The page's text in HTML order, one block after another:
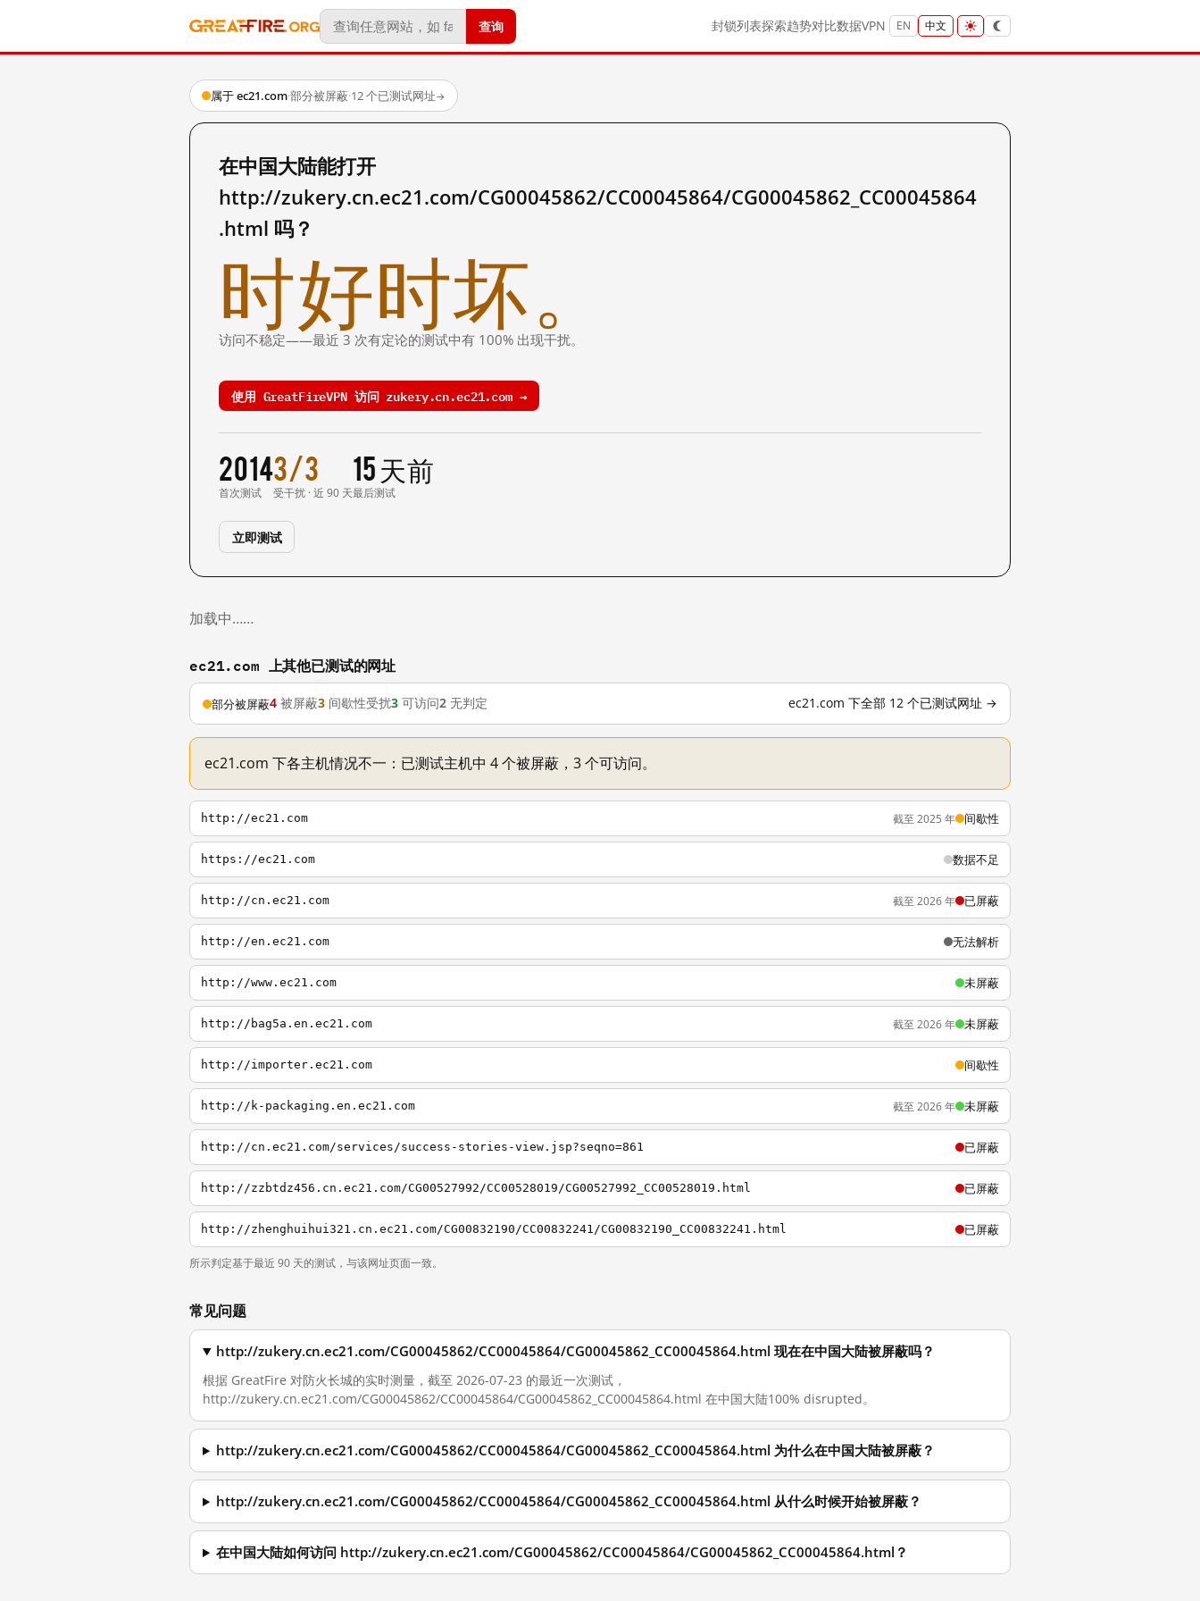
查询 封锁列表探索趋势对比数据VPN EN 中文
属于 ec21.com·部分被屏蔽·12 个已测试网址→
在中国大陆能打开
http://zukery.cn.ec21.com/CG00045862/CC00045864/CG00045862_CC00045864
.html 吗？
时好时坏。
访问不稳定——最近 3 次有定论的测试中有 100% 出现干扰。
使用 GreatFireVPN 访问 zukery.cn.ec21.com →
2014
首次测试
3/3
受干扰 · 近 90 天
15 天前
最后测试
立即测试
加载中……
ec21.com 上其他已测试的网址
部分被屏蔽4 被屏蔽3 间歇性受扰3 可访问2 无判定 ec21.com 下全部 12 个已测试网址 →
ec21.com 下各主机情况不一：已测试主机中 4 个被屏蔽，3 个可访问。
http://ec21.com 截至 2025 年 间歇性
https://ec21.com 数据不足
http://cn.ec21.com 截至 2026 年 已屏蔽
http://en.ec21.com 无法解析
http://www.ec21.com 未屏蔽
http://bag5a.en.ec21.com 截至 2026 年 未屏蔽
http://importer.ec21.com 间歇性
http://k-packaging.en.ec21.com 截至 2026 年 未屏蔽
http://cn.ec21.com/services/success-stories-view.jsp?seqno=861 已屏蔽
http://zzbtdz456.cn.ec21.com/CG00527992/CC00528019/CG00527992_CC00528019.html 已屏蔽
http://zhenghuihui321.cn.ec21.com/CG00832190/CC00832241/CG00832190_CC00832241.html 已屏蔽
所示判定基于最近 90 天的测试，与该网址页面一致。
常见问题
http://zukery.cn.ec21.com/CG00045862/CC00045864/CG00045862_CC00045864.html 现在在中国大陆被屏蔽吗？
根据 GreatFire 对防火长城的实时测量，截至 2026-07-23 的最近一次测试，
http://zukery.cn.ec21.com/CG00045862/CC00045864/CG00045862_CC00045864.html 在中国大陆100% disrupted。
http://zukery.cn.ec21.com/CG00045862/CC00045864/CG00045862_CC00045864.html 为什么在中国大陆被屏蔽？
http://zukery.cn.ec21.com/CG00045862/CC00045864/CG00045862_CC00045864.html 从什么时候开始被屏蔽？
在中国大陆如何访问 http://zukery.cn.ec21.com/CG00045862/CC00045864/CG00045862_CC00045864.html？